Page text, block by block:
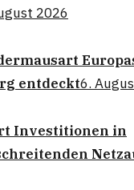
2026
entdeckt6.
Investitionen in